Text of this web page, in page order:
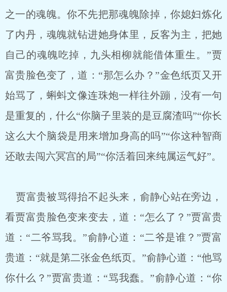
之一的魂魄。你不先把那魂魄除掉，你媳妇炼化
了内丹，魂魄就钻进她身体里，反客为主，把她
自己的魂魄吃掉，九头相柳就能借体重生。”贾
富贵脸色变了，道：“那怎么办？”金色纸页又开
始骂了，蝌蚪文像连珠炮一样往外蹦，没有一句
是重复的，什么“你脑子里装的是豆腐渣吗”“你长
这么大个脑袋是用来增加身高的吗”“你这种智商
还敢去闯六冥宫的局”“你活着回来纯属运气好”。
贾富贵被骂得抬不起头来，俞静心站在旁边，
看贾富贵脸色变来变去，道：“怎么了？”贾富贵
道：“二爷骂我。”俞静心道：“二爷是谁？”贾富
贵道：“就是第二张金色纸页。”俞静心道：“他骂
你什么？”贾富贵道：“骂我蠢。”俞静心道：“你